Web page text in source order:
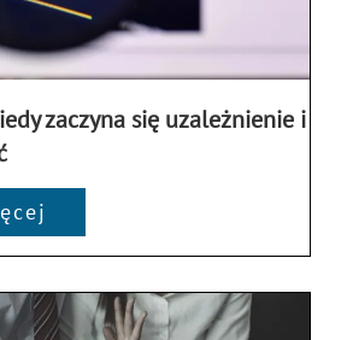
zaczyna się uzależnienie i